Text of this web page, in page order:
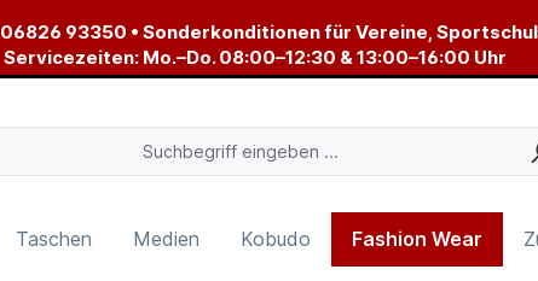
06826 93350 • Sonderkonditionen für Vereine,
Servicezeiten: Mo.–Do. 08:00–12:30 & 13:00–16:00 Uhr
Taschen Medien Kobudo Fashion Wear